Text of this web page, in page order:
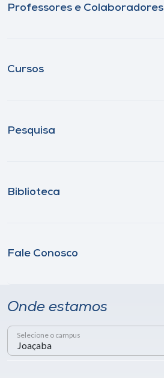
Professores e Colaboradores
Cursos
Pesquisa
Biblioteca
Fale Conosco
Onde estamos
Selecione o campus